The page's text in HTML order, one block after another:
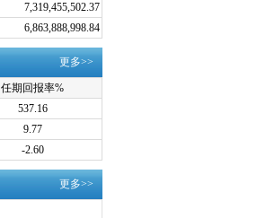
7,319,455,502.37
6,863,888,998.84
更多>>
任期回报率%
537.16
9.77
-2.60
更多>>